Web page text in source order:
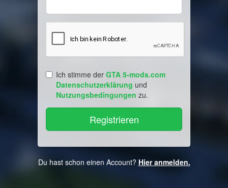
Ich stimme der GTA 5-mods.com
Datenschutzerklärung und
Nutzungsbedingungen zu.
Du hast schon einen Account? Hier anmelden.